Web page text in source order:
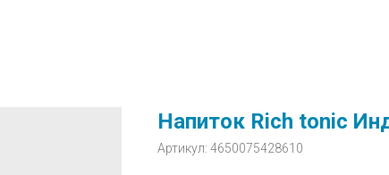
Напиток Rich tonic
Артикул: 4650075428610